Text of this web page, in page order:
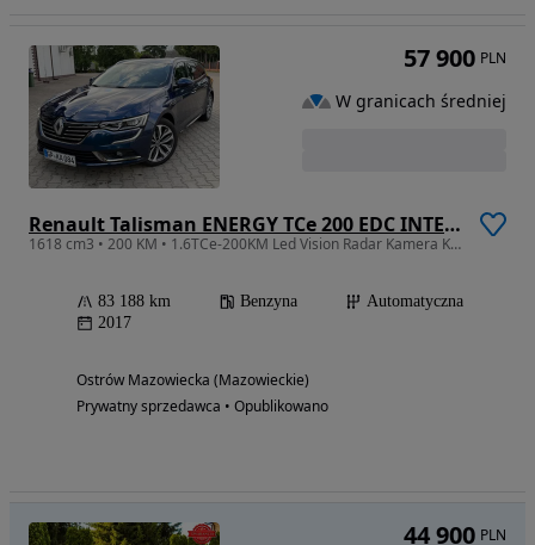
Renault Talisman ENERGY TCe 200 EDC INTENS
1618 cm3 • 200 KM • 1.6TCe-200KM Led Vision Radar Kamera Key Full Serwis z De
83 188 km Benzyna
Automatyczna
2017
Ostrów Mazowiecka (Mazowieckie)
Prywatny sprzedawca • Opublikowano
57 900 PLN
W granicach średniej
44 900 PLN